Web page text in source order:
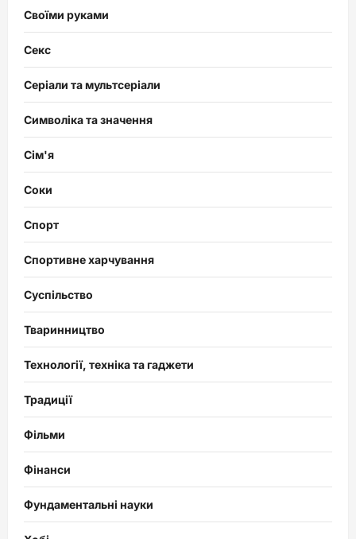
Своїми руками
Секс
Серіали та мультсеріали
Символіка та значення
Сім'я
Соки
Спорт
Спортивне харчування
Суспільство
Тваринництво
Технології, техніка та гаджети
Традиції
Фільми
Фінанси
Фундаментальні науки